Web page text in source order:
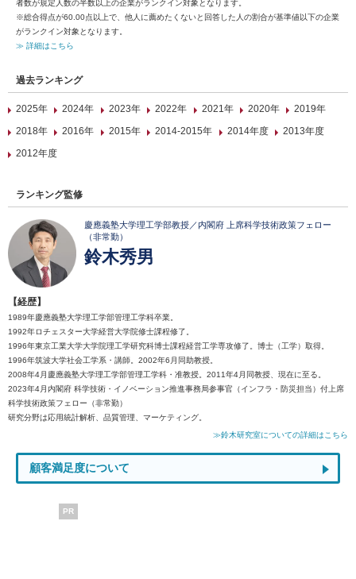
者数が規定人数の半数以上の企業がランクイン対象となります。
※総合得点が60.00点以上で、他人に薦めたくないと回答した人の割合が基準値以下の企業
がランクイン対象となります。
≫ 詳細はこちら
過去ランキング
2025年 2024年 2023年 2022年 2021年 2020年
2019年
2018年
2016年 2015年 2014-2015年 2014年度
2013年度
2012年度
ランキング監修
慶應義塾大学理工学部教授／内閣府 上席科学技術政策フェロー
（非常勤）
鈴木秀男
【経歴】
1989年慶應義塾大学理工学部管理工学科卒業。
1992年ロチェスター大学経営大学院修士課程修了。
1996年東京工業大学大学院理工学研究科博士課程経営工学専攻修了。博士（工学）取得。
1996年筑波大学社会工学系・講師。2002年6月同助教授。
2008年4月慶應義塾大学理工学部管理工学科・准教授。2011年4月同教授、現在に至る。
2023年4月内閣府 科学技術・イノベーション推進事務局参事官（インフラ・防災担当）付上席
科学技術政策フェロー（非常勤）
研究分野は応用統計解析、品質管理、マーケティング。
≫鈴木研究室についての詳細はこちら
顧客満足度について
PR